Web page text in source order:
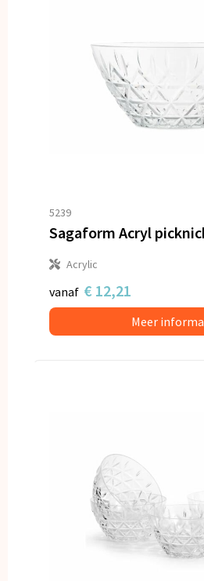
5239
Sagaform Acryl
Acrylic
vanaf € 12,21
Meer